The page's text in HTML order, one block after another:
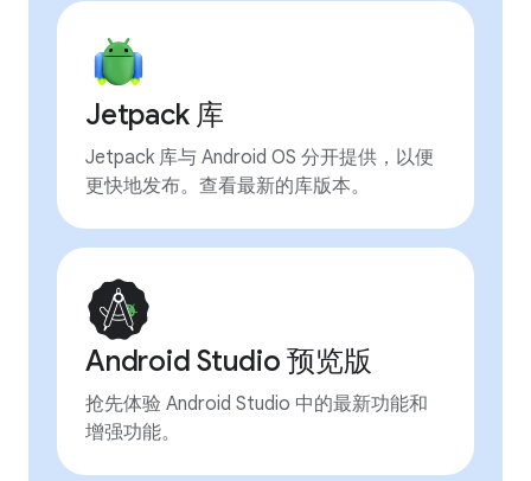
Jetpack 库
Jetpack 库与 Android OS 分开提供，以便
更快地发布。查看最新的库版本。
Android Studio 预览版
抢先体验 Android Studio 中的最新功能和
增强功能。